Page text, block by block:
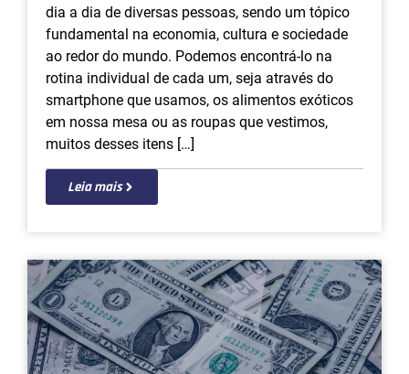
dia a dia de diversas pessoas, sendo um tópico
fundamental na economia, cultura e sociedade
ao redor do mundo. Podemos encontrá-lo na
rotina individual de cada um, seja através do
smartphone que usamos, os alimentos exóticos
em nossa mesa ou as roupas que vestimos,
muitos desses itens […]
Leia mais